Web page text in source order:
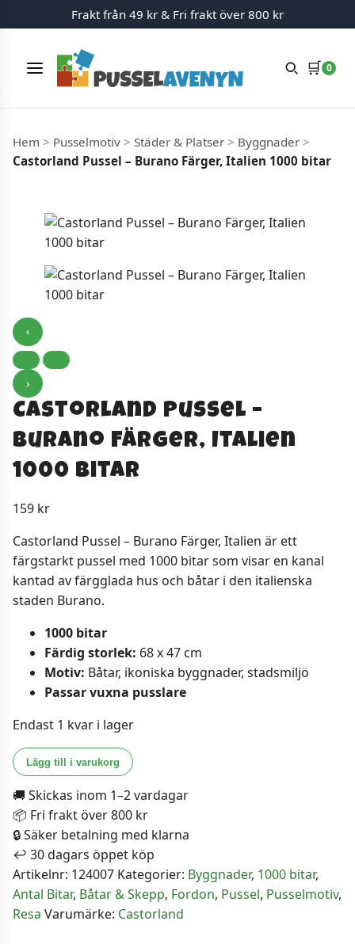
Hoppa till innehåll
Frakt från 49 kr & Fri frakt över 800 kr
Meny 🛒 0
Hem > Pusselmotiv > Städer & Platser > Byggnader >
Castorland Pussel – Burano Färger, Italien 1000 bitar
‹
›
Castorland Pussel –
Burano Färger, Italien
1000 bitar
159 kr
Castorland Pussel – Burano Färger, Italien är ett
färgstarkt pussel med 1000 bitar som visar en kanal
kantad av färgglada hus och båtar i den italienska
staden Burano.
1000 bitar
Färdig storlek: 68 x 47 cm
Motiv: Båtar, ikoniska byggnader, stadsmiljö
Passar vuxna pusslare
Endast 1 kvar i lager
Castorland
Pussel
-
Burano
Färger,
Italien
1000
bitar
mängd
Lägg till i varukorg
🚚 Skickas inom 1–2 vardagar
📦 Fri frakt över 800 kr
🔒 Säker betalning med klarna
↩️ 30 dagars öppet köp
Artikelnr: 124007 Kategorier: Byggnader, 1000 bitar,
Antal Bitar, Båtar & Skepp, Fordon, Pussel, Pusselmotiv,
Resa Varumärke: Castorland